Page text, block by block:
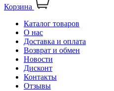
Корзина
Каталог товаров
О нас
Доставка и оплата
Возврат и обмен
Новости
Дисконт
Контакты
Отзывы